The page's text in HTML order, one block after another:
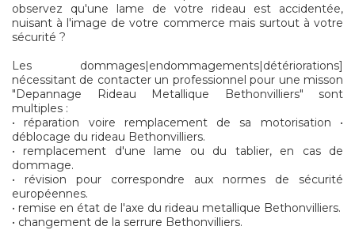
observez qu'une lame de votre rideau est accidentée,
nuisant à l'image de votre commerce mais surtout à votre
sécurité ?
Les dommages|endommagements|détériorations]
nécessitant de contacter un professionnel pour une misson
"Depannage Rideau Metallique Bethonvilliers" sont
multiples :
• réparation voire remplacement de sa motorisation •
déblocage du rideau Bethonvilliers.
• remplacement d'une lame ou du tablier, en cas de
dommage.
• révision pour correspondre aux normes de sécurité
européennes.
• remise en état de l'axe du rideau metallique Bethonvilliers.
• changement de la serrure Bethonvilliers.